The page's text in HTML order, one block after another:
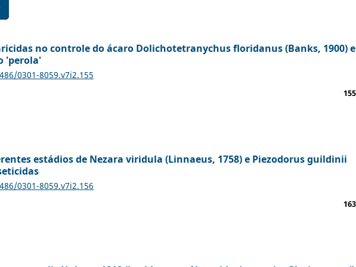
no controle do ácaro Dolichotetranychus floridanus (Banks, 1900)
'perola'
0301-8059.v7i2.155
estádios de Nezara viridula (Linnaeus, 1758) e Piezodorus guildinii
0301-8059.v7i2.156